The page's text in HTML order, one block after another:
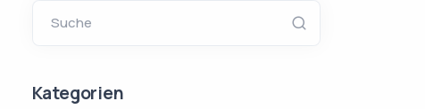
Suche
Kategorien